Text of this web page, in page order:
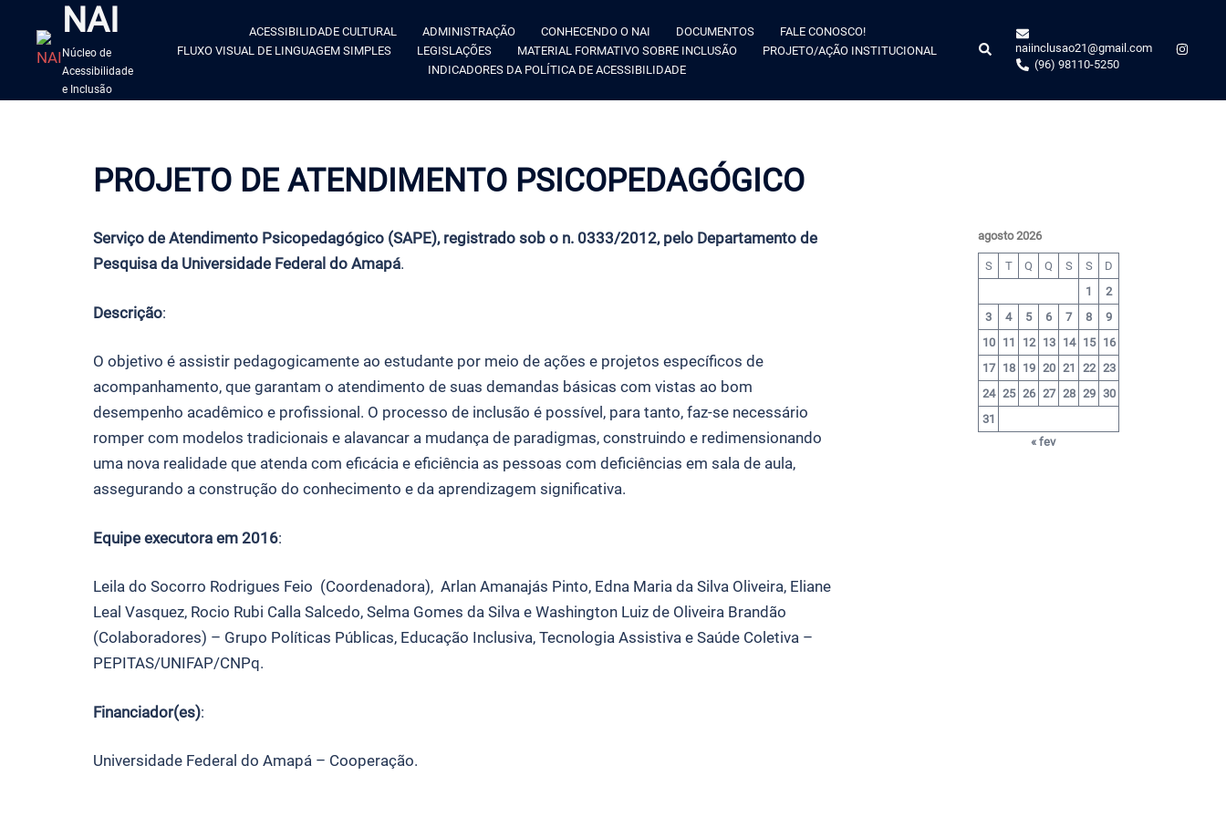
NAI
Núcleo de
Acessibilidade
e Inclusão
ACESSIBILIDADE CULTURAL ADMINISTRAÇÃO CONHECENDO O NAI DOCUMENTOS
FALE CONOSCO!
FLUXO VISUAL DE LINGUAGEM SIMPLES
LEGISLAÇÕES MATERIAL FORMATIVO SOBRE INCLUSÃO
PROJETO/AÇÃO INSTITUCIONAL
INDICADORES DA POLÍTICA DE ACESSIBILIDADE
naiinclusao21@gmail.com
(96) 98110-5250
PROJETO DE ATENDIMENTO PSICOPEDAGÓGICO
Serviço de Atendimento Psicopedagógico (SAPE), registrado sob o n. 0333/2012, pelo Departamento de
Pesquisa da Universidade Federal do Amapá.
Descrição:
O objetivo é assistir pedagogicamente ao estudante por meio de ações e projetos específicos de
acompanhamento, que garantam o atendimento de suas demandas básicas com vistas ao bom
desempenho acadêmico e profissional. O processo de inclusão é possível, para tanto, faz-se necessário
romper com modelos tradicionais e alavancar a mudança de paradigmas, construindo e redimensionando
uma nova realidade que atenda com eficácia e eficiência as pessoas com deficiências em sala de aula,
assegurando a construção do conhecimento e da aprendizagem significativa.
Equipe executora em 2016:
Leila do Socorro Rodrigues Feio (Coordenadora), Arlan Amanajás Pinto, Edna Maria da Silva Oliveira, Eliane
Leal Vasquez, Rocio Rubi Calla Salcedo, Selma Gomes da Silva e Washington Luiz de Oliveira Brandão
(Colaboradores) – Grupo Políticas Públicas, Educação Inclusiva, Tecnologia Assistiva e Saúde Coletiva –
PEPITAS/UNIFAP/CNPq.
Financiador(es):
Universidade Federal do Amapá – Cooperação.
agosto 2026
S T Q Q S S
D
1
2
3
4 5 6 7 8
9
10
11 12 13 14 15
16
17
18 19 20 21 22 23
24 25 26 27 28 29 30
31
« fev